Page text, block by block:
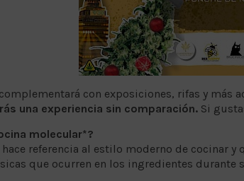
complementará con exposiciones, rifas y
una experiencia sin comparación. Si
molecular*?
referencia al estilo moderno de cocinar
que ocurren en los ingredientes durante